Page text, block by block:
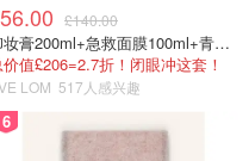
£140.00
卸妆膏200ml+急救面膜100ml+青春面霜15ml
值£206=2.7折！闭眼冲这套！
LOM 517人感兴趣
6